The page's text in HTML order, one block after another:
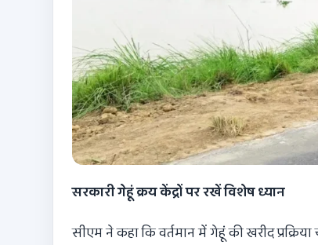
सरकारी गेहूं क्रय केंद्रों पर रखें विशेष ध्यान
सीएम ने कहा कि वर्तमान में गेहूं की खरीद